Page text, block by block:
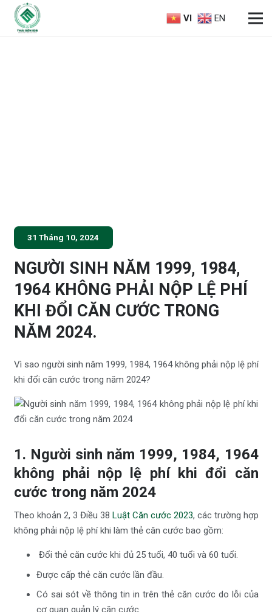
VI EN
31 Tháng 10, 2024
NGƯỜI SINH NĂM 1999, 1984,
1964 KHÔNG PHẢI NỘP LỆ PHÍ
KHI ĐỔI CĂN CƯỚC TRONG
NĂM 2024.
Vì sao người sinh năm 1999, 1984, 1964 không phải nộp lệ phí
khi đổi căn cước trong năm 2024?
1. Người sinh năm 1999, 1984, 1964
không phải nộp lệ phí khi đổi căn
cước trong năm 2024
Theo khoản 2, 3 Điều 38 Luật Căn cước 2023, các trường hợp
không phải nộp lệ phí khi làm thẻ căn cước bao gồm:
Đổi thẻ căn cước khi đủ 25 tuổi, 40 tuổi và 60 tuổi.
Được cấp thẻ căn cước lần đầu.
Có sai sót về thông tin in trên thẻ căn cước do lỗi của
cơ quan quản lý căn cước.